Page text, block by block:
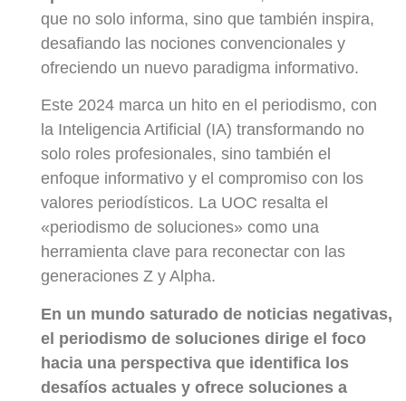
que no solo informa, sino que también inspira,
desafiando las nociones convencionales y
ofreciendo un nuevo paradigma informativo.
Este 2024 marca un hito en el periodismo, con
la Inteligencia Artificial (IA) transformando no
solo roles profesionales, sino también el
enfoque informativo y el compromiso con los
valores periodísticos. La UOC resalta el
«periodismo de soluciones» como una
herramienta clave para reconectar con las
generaciones Z y Alpha.
En un mundo saturado de noticias negativas,
el periodismo de soluciones dirige el foco
hacia una perspectiva que identifica los
desafíos actuales y ofrece soluciones a